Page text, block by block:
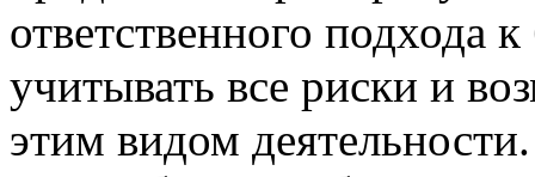
ответственного подхода
учитывать все риски и
этим видом